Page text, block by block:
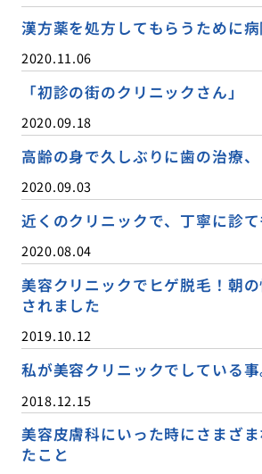
漢方薬を処方してもらうために
2020.11.06
「初診の街のクリニックさん」
2020.09.18
高齢の身で久しぶりに歯の治療、
2020.09.03
近くのクリニックで、丁寧に診て
2020.08.04
美容クリニックでヒゲ脱毛！朝
されました
2019.10.12
私が美容クリニックでしている事
2018.12.15
美容皮膚科にいった時にさまざ
たこと